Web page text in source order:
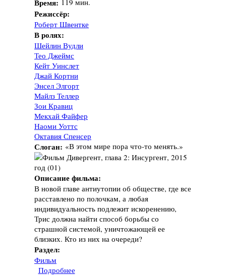
Время: 119 мин.
Режиссёр:
Роберт Швентке
В ролях:
Шейлин Вудли
Тео Джеймс
Кейт Уинслет
Джай Кортни
Энсел Элгорт
Майлз Теллер
Зои Кравиц
Мекхай Файфер
Наоми Уоттс
Октавия Спенсер
Слоган: «В этом мире пора что-то менять.»
Описание фильма:
В новой главе антиутопии об обществе, где все
расставлено по полочкам, а любая
индивидуальность подлежит искоренению,
Трис должна найти способ борьбы со
страшной системой, уничтожающей ее
близких. Кто из них на очереди?
Раздел:
Фильм
Подробнее